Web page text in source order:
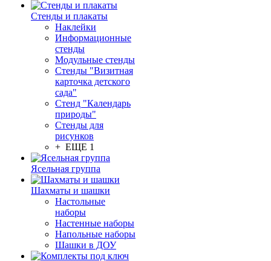
Стенды и плакаты
Наклейки
Информационные
стенды
Модульные стенды
Стенды "Визитная
карточка детского
сада"
Стенд "Календарь
природы"
Стенды для
рисунков
+ ЕЩЕ 1
Ясельная группа
Шахматы и шашки
Настольные
наборы
Настенные наборы
Напольные наборы
Шашки в ДОУ